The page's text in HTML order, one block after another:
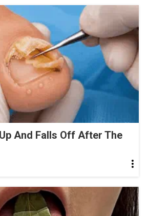
And Falls Off After The